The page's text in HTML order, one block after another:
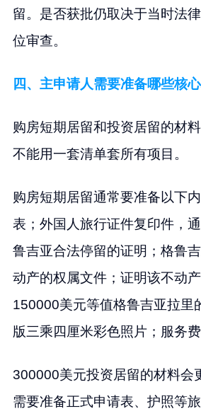
留。是否获批仍取决于当时法
位审查。
四、主申请人需要准备哪些核
购房短期居留和投资居留的材
不能用一套清单套所有项目。
购房短期居留通常要准备以下
表；外国人旅行证件复印件，
鲁吉亚合法停留的证明；格鲁
动产的权属文件；证明该不动
150000美元等值格鲁吉亚拉里
版三乘四厘米彩色照片；服务费
300000美元投资居留的材料会
需要准备正式申请表、护照等旅